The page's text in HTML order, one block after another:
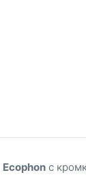
Ecophon с